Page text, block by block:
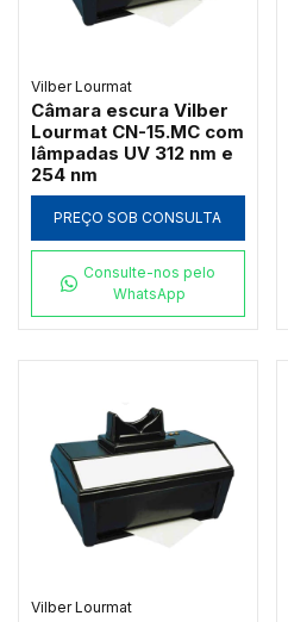
Vilber Lourmat
Câmara escura Vilber
Lourmat CN-15.MC com
lâmpadas UV 312 nm e
254 nm
PREÇO SOB CONSULTA
Consulte-nos pelo
WhatsApp
Vilber Lourmat